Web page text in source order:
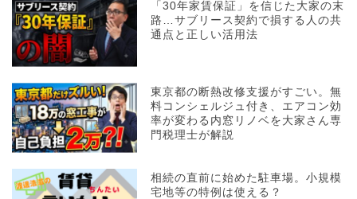
「30年家賃保証」を信じた大家の末
路…サブリース契約で損する人の共
通点と正しい活用法
東京都の断熱改修支援がすごい。無
料コンシェルジュ付き、エアコン効
率が変わる内窓リノベを大家さん専
門税理士が解説
相続の直前に始めた駐車場。小規模
宅地等の特例は使える？